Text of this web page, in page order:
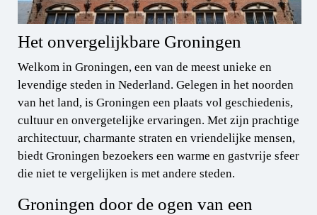
Het onvergelijkbare Groningen
Welkom in Groningen, een van de meest unieke en
levendige steden in Nederland. Gelegen in het noorden
van het land, is Groningen een plaats vol geschiedenis,
cultuur en onvergetelijke ervaringen. Met zijn prachtige
architectuur, charmante straten en vriendelijke mensen,
biedt Groningen bezoekers een warme en gastvrije sfeer
die niet te vergelijken is met andere steden.
Groningen door de ogen van een